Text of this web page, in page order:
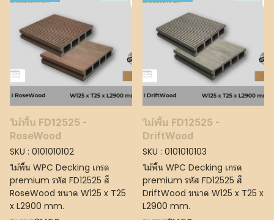
ไม้พื้น FD12525 -
RoseWood
SKU : 0101010102
ไม้พื้น WPC Decking เกรด
premium รหัส FD12525 สี
RoseWood ขนาด W125 x T25
x L2900 mm.
ไม้พื้น FD12525 -
DriftWood
SKU : 0101010103
ไม้พื้น WPC Decking เกรด
premium รหัส FD12525 สี
DriftWood ขนาด W125 x T25 x
L2900 mm.